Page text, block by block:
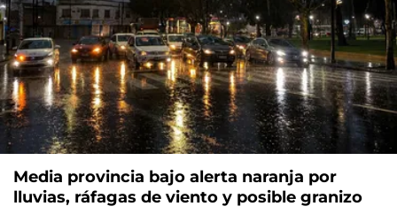
Media provincia bajo alerta naranja por
lluvias, ráfagas de viento y posible granizo